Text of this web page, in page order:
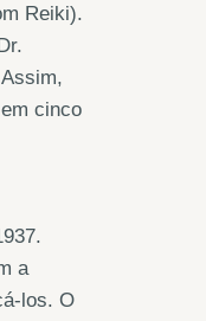
Reiki).
cinco
a
los. O